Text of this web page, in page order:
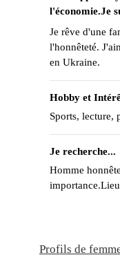
l'économie.Je
Je rêve d'une
l'honnêteté.
en Ukraine.
Hobby et
Sports, lecture,
Je recherche...
Homme
Profils de